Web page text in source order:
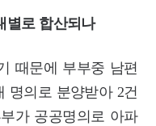
별로 합산되나
때문에 부부중 남편
명의로 분양받아 2건
가 공공명의로 아파